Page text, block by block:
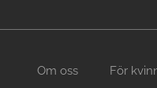
Om oss För